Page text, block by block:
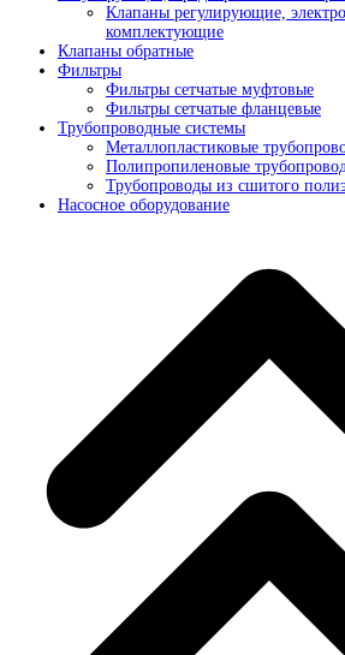
Клапаны регулирующие,
комплектующие
Клапаны обратные
Фильтры
Фильтры сетчатые муфтовые
Фильтры сетчатые фланцевые
Трубопроводные системы
Металлопластиковые
Полипропиленовые
Трубопроводы из сшитого
Насосное оборудование